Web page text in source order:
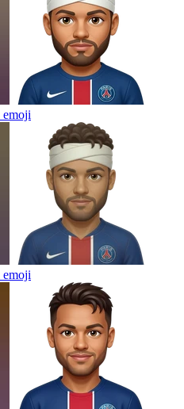
emoji
emoji